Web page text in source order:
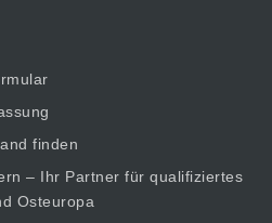
finden
– Ihr Partner für qualifiziertes
Osteuropa